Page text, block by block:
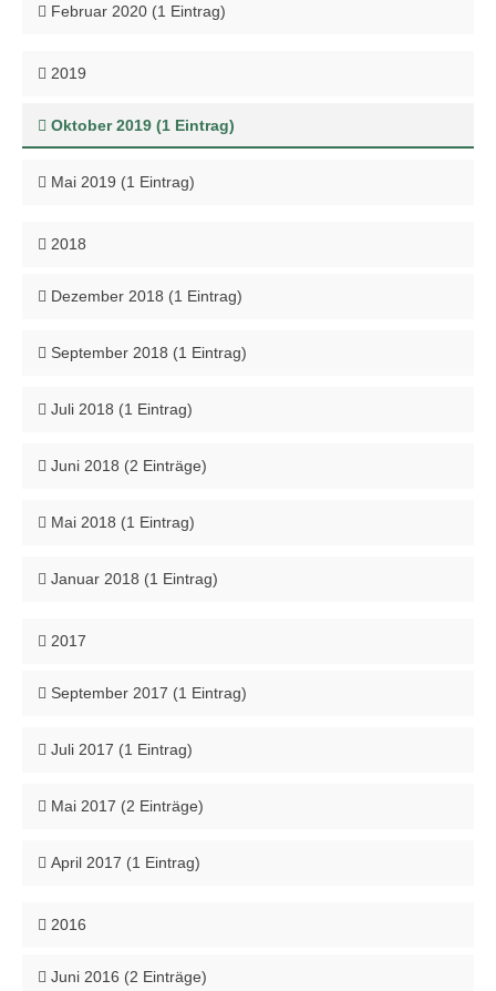
Februar 2020 (1 Eintrag)
2019
Oktober 2019 (1 Eintrag)
Mai 2019 (1 Eintrag)
2018
Dezember 2018 (1 Eintrag)
September 2018 (1 Eintrag)
Juli 2018 (1 Eintrag)
Juni 2018 (2 Einträge)
Mai 2018 (1 Eintrag)
Januar 2018 (1 Eintrag)
2017
September 2017 (1 Eintrag)
Juli 2017 (1 Eintrag)
Mai 2017 (2 Einträge)
April 2017 (1 Eintrag)
2016
Juni 2016 (2 Einträge)